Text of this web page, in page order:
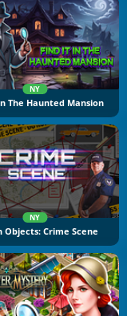
NY
The Haunted Mansion
NY
Objects: Crime Scene